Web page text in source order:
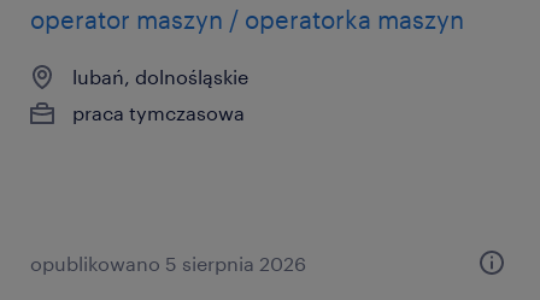
operator maszyn / operatorka maszyn
lubań, dolnośląskie
praca tymczasowa
opublikowano 5 sierpnia 2026